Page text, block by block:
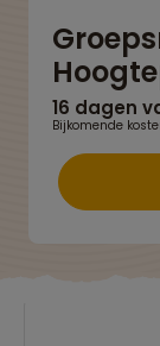
16 dagen
Bijkomende